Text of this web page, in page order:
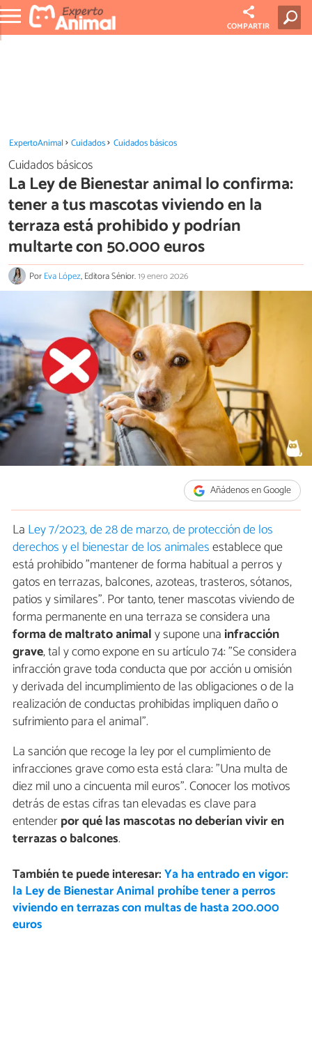
COMPARTIR
ExpertoAnimal Cuidados Cuidados básicos
Cuidados básicos
La Ley de Bienestar animal lo confirma:
tener a tus mascotas viviendo en la
terraza está prohibido y podrían
multarte con 50.000 euros
PorEva López, Editora Sénior.19 enero 2026
Añádenos en Google
La Ley 7/2023, de 28 de marzo, de protección de los
derechos y el bienestar de los animalesestablece que
está prohibido "mantener de forma habitual a perros y
gatos en terrazas, balcones, azoteas, trasteros, sótanos,
patios y similares". Por tanto, tener mascotas viviendo de
forma permanente en una terraza se considera una
forma de maltrato animaly supone una infracción
grave, tal y como expone en su artículo 74: "Se considera
infracción grave toda conducta que por acción u omisión
y derivada del incumplimiento de las obligaciones o de la
realización de conductas prohibidas impliquen daño o
sufrimiento para el animal".
La sanción que recoge la ley por el cumplimiento de
infracciones grave como esta está clara: "Una multa de
diez mil uno a cincuenta mil euros". Conocer los motivos
detrás de estas cifras tan elevadas es clave para
entenderpor qué las mascotas no deberían vivir en
terrazas o balcones.
También te puede interesar:Ya ha entrado en vigor:
la Ley de Bienestar Animal prohíbe tener a perros
viviendo en terrazas con multas de hasta 200.000
euros